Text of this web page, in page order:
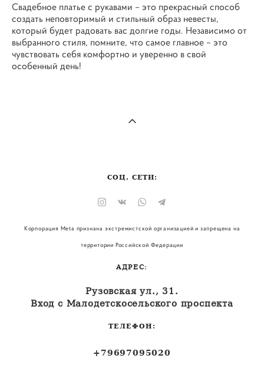
Свадебное платье с рукавами – это прекрасный способ
создать неповторимый и стильный образ невесты,
который будет радовать вас долгие годы. Независимо от
выбранного стиля, помните, что самое главное – это
чувствовать себя комфортно и уверенно в свой
особенный день!
СОЦ. СЕТИ:
Корпорация Meta признана экстремистской организацией и запрещена на
территории Российской Федерации
АДРЕС:
Рузовская ул., 31.
Вход с Малодетскосельского проспекта
ТЕЛЕФОН:
+79697095020